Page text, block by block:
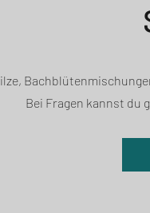
Bei Fragen kannst du